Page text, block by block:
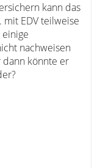
kann das
mit EDV teilweise
einige
nachweisen
dann könnte er